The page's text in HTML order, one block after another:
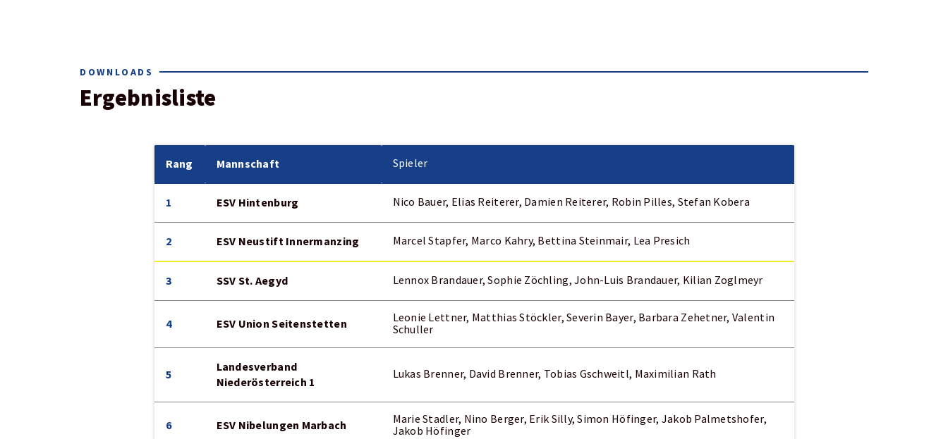
DOWNLOADS
Ergebnisliste
Rang Mannschaft Spieler
1 ESV Hintenburg Nico Bauer, Elias Reiterer, Damien Reiterer, Robin Pilles, Stefan Kobera
2 ESV Neustift Innermanzing Marcel Stapfer, Marco Kahry, Bettina Steinmair, Lea Presich
3 SSV St. Aegyd Lennox Brandauer, Sophie Zöchling, John-Luis Brandauer, Kilian Zoglmeyr
4 ESV Union Seitenstetten
Leonie Lettner, Matthias Stöckler, Severin Bayer, Barbara Zehetner, Valentin
Schuller
5
Landesverband
Niederösterreich 1
Lukas Brenner, David Brenner, Tobias Gschweitl, Maximilian Rath
6 ESV Nibelungen Marbach
Marie Stadler, Nino Berger, Erik Silly, Simon Höfinger, Jakob Palmetshofer,
Jakob Höfinger